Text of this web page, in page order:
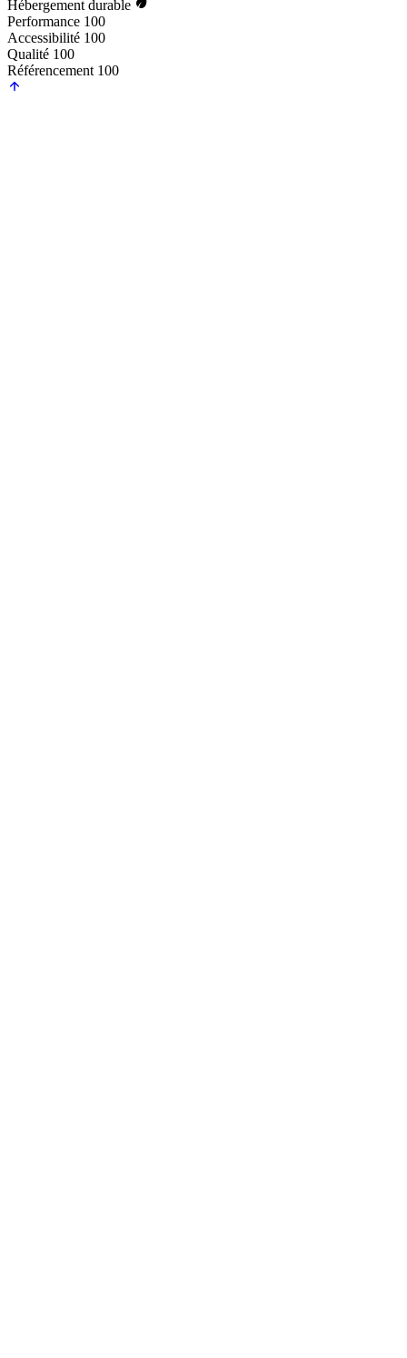
Hébergement durable
Performance 100
Accessibilité 100
Qualité 100
Référencement 100